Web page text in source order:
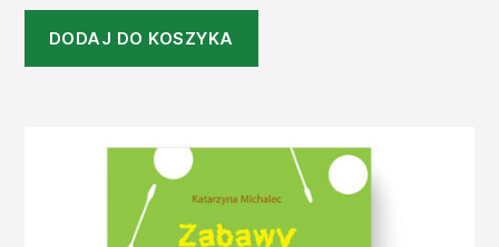
DODAJ DO KOSZYKA